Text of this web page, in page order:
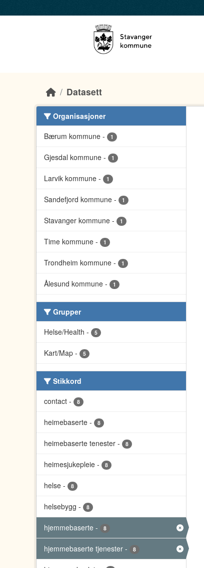
Datasett
Organisasjoner
Bærum kommune - 1
Gjesdal kommune - 1
Larvik kommune - 1
Sandefjord kommune - 1
Stavanger kommune - 1
Time kommune - 1
Trondheim kommune - 1
Ålesund kommune - 1
Grupper
Helse/Health - 5
Kart/Map - 5
Stikkord
contact - 8
heimebaserte - 8
heimebaserte tenester - 8
heimesjukepleie - 8
helse - 8
helsebygg - 8
hjemmebaserte - 8
hjemmebaserte tjenester - 8